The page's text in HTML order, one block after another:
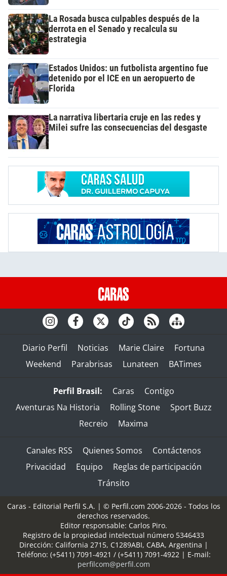
La Rosada busca culpables después de la
derrota en el Senado y recalcula su
estrategia
Estados Unidos: un futbolista argentino fue
detenido por el ICE en un aeropuerto de
Florida
La narrativa libertaria cruje en las redes y
Milei sufre las consecuencias del desgaste
Diario Perfil Noticias Marie Claire
Fortuna
Weekend
Parabrisas Lunateen BATimes
Perfil Brasil: Caras
Contigo
Aventuras Na Historia
Rolling Stone
Sport Buzz
Recreio
Maxima
Canales RSS Quienes Somos
Contáctenos
Privacidad
Equipo
Reglas de participación
Tránsito
Caras - Editorial Perfil S.A. | © Perfil.com 2006-2026 - Todos los
derechos reservados.
Editor responsable: Carlos Piro.
Registro de la propiedad intelectual número 5346433
Dirección: California 2715, C1289ABI, CABA, Argentina |
Teléfono: (+5411) 7091-4921 / (+5411) 7091-4922 | E-mail:
perfilcom@perfil.com